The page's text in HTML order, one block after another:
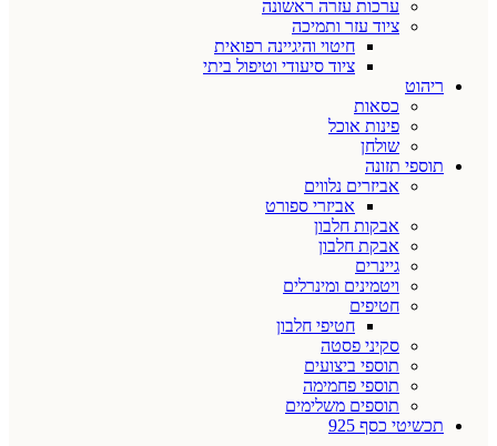
ערכות עזרה ראשונה
ציוד עזר ותמיכה
חיטוי והיגיינה רפואית
ציוד סיעודי וטיפול ביתי
ריהוט
כסאות
פינות אוכל
שולחן
תוספי תזונה
אביזרים נלווים
אביזרי ספורט
אבקות חלבון
אבקת חלבון
גיינרים
ויטמינים ומינרלים
חטיפים
חטיפי חלבון
סקיני פסטה
תוספי ביצועים
תוספי פחמימה
תוספים משלימים
תכשיטי כסף 925